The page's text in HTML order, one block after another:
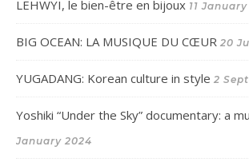
LEHWYI, le bien-être en bijoux 11
BIG OCEAN: LA MUSIQUE DU CŒUR 20
YUGADANG: Korean culture in style 2
Yoshiki “Under the Sky” documentary: a
January 2024